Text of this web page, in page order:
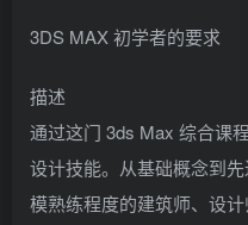
3DS MAX 初学者的要求
描述
通过这门 3ds Max 综合课
设计技能。从基础概念到
模熟练程度的建筑师、设